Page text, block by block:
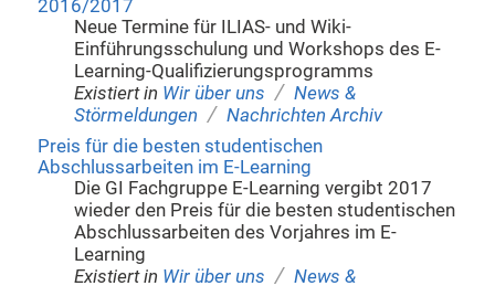
2016/2017
Neue Termine für ILIAS- und Wiki-
Einführungsschulung und Workshops des E-
Learning-Qualifizierungsprogramms
Existiert in Wir über uns / News &
Störmeldungen / Nachrichten Archiv
Preis für die besten studentischen
Abschlussarbeiten im E-Learning
Die GI Fachgruppe E-Learning vergibt 2017
wieder den Preis für die besten studentischen
Abschlussarbeiten des Vorjahres im E-
Learning
Existiert in Wir über uns / News &